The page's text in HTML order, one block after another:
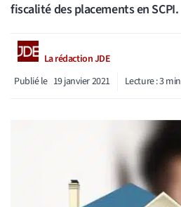
fiscalité des placements en SCPI.
La rédaction JDE
Publié le 19 janvier 2021 Lecture :3min